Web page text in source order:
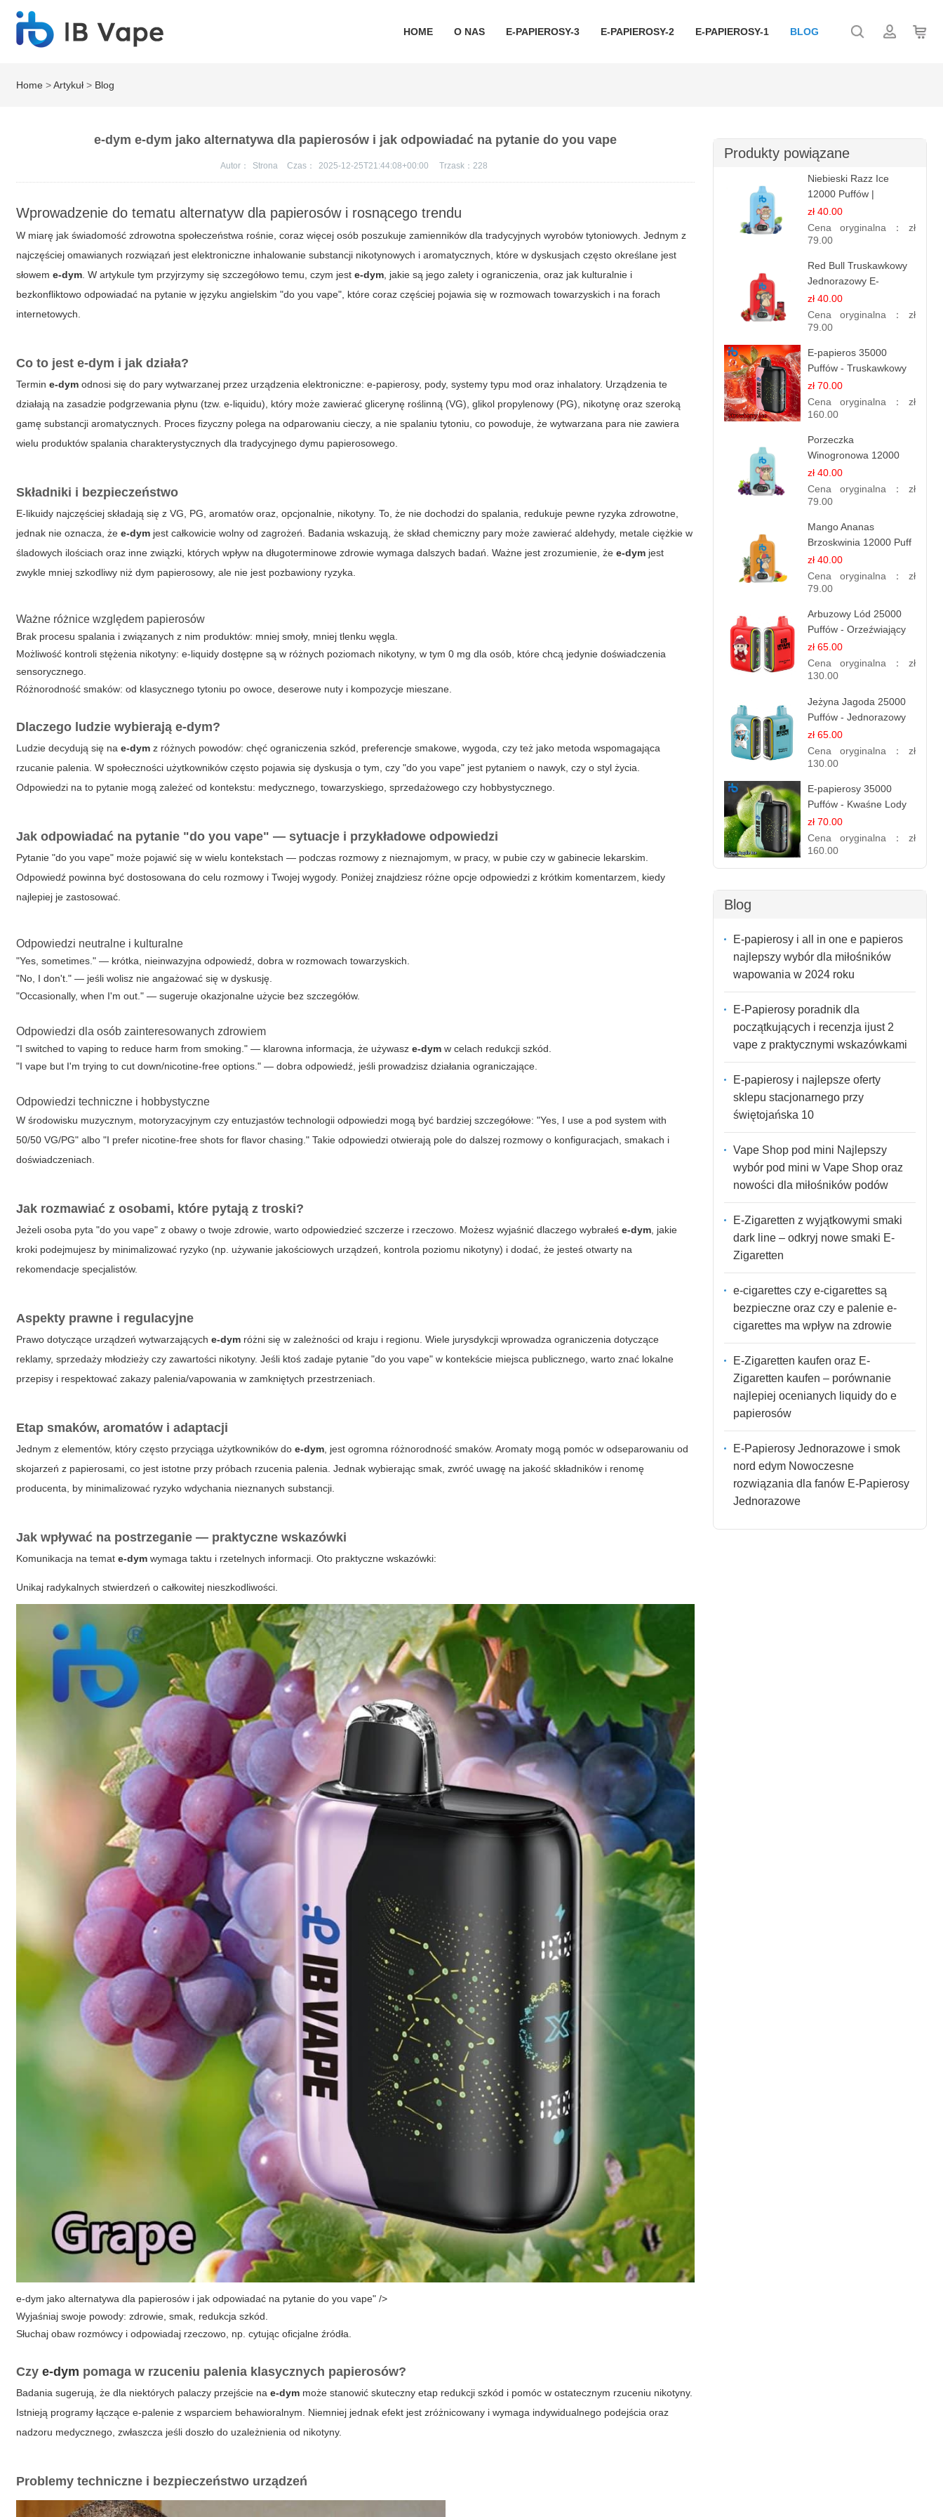
HOME O NAS E-PAPIEROSY-3 E-PAPIEROSY-2 E-PAPIEROSY-1 BLOG
Home >Artykuł > Blog
e-dym e-dym jako alternatywa dla papierosów i jak odpowiadać na pytanie do you vape
Autor： Strona Czas： 2025-12-25T21:44:08+00:00 Trzask： 228
Wprowadzenie do tematu alternatyw dla papierosów i rosnącego trendu
W miarę jak świadomość zdrowotna społeczeństwa rośnie, coraz więcej osób poszukuje zamienników dla tradycyjnych wyrobów tytoniowych. Jednym z
najczęściej omawianych rozwiązań jest elektroniczne inhalowanie substancji nikotynowych i aromatycznych, które w dyskusjach często określane jest
słoweme-dym . W artykule tym przyjrzymy się szczegółowo temu, czym jeste-dym , jakie są jego zalety i ograniczenia, oraz jak kulturalnie i
bezkonfliktowo odpowiadać na pytanie w języku angielskim"do you vape" , które coraz częściej pojawia się w rozmowach towarzyskich i na forach
internetowych.
Co to jest e-dym i jak działa?
Termine-dym odnosi się do pary wytwarzanej przez urządzenia elektroniczne: e-papierosy, pody, systemy typu mod oraz inhalatory. Urządzenia te
działają na zasadzie podgrzewania płynu (tzw. e-liquidu), który może zawierać glicerynę roślinną (VG), glikol propylenowy (PG), nikotynę oraz szeroką
gamę substancji aromatycznych. Proces fizyczny polega na odparowaniu cieczy, a nie spalaniu tytoniu, co powoduje, że wytwarzana para nie zawiera
wielu produktów spalania charakterystycznych dla tradycyjnego dymu papierosowego.
Składniki i bezpieczeństwo
E-likuidy najczęściej składają się z VG, PG, aromatów oraz, opcjonalnie, nikotyny. To, że nie dochodzi do spalania, redukuje pewne ryzyka zdrowotne,
jednak nie oznacza, żee-dym jest całkowicie wolny od zagrożeń. Badania wskazują, że skład chemiczny pary może zawierać aldehydy, metale ciężkie w
śladowych ilościach oraz inne związki, których wpływ na długoterminowe zdrowie wymaga dalszych badań. Ważne jest zrozumienie, żee-dym jest
zwykle mniej szkodliwy niż dym papierosowy, ale nie jest pozbawiony ryzyka.
Ważne różnice względem papierosów
Brak procesu spalania i związanych z nim produktów: mniej smoły, mniej tlenku węgla.
Możliwość kontroli stężenia nikotyny: e-liquidy dostępne są w różnych poziomach nikotyny, w tym 0 mg dla osób, które chcą jedynie doświadczenia
sensorycznego.
Różnorodność smaków: od klasycznego tytoniu po owoce, deserowe nuty i kompozycje mieszane.
Dlaczego ludzie wybierają e-dym?
Ludzie decydują się nae-dym z różnych powodów: chęć ograniczenia szkód, preferencje smakowe, wygoda, czy też jako metoda wspomagająca
rzucanie palenia. W społeczności użytkowników często pojawia się dyskusja o tym, czy"do you vape" jest pytaniem o nawyk, czy o styl życia.
Odpowiedzi na to pytanie mogą zależeć od kontekstu: medycznego, towarzyskiego, sprzedażowego czy hobbystycznego.
Jak odpowiadać na pytanie "do you vape" — sytuacje i przykładowe odpowiedzi
Pytanie"do you vape" może pojawić się w wielu kontekstach — podczas rozmowy z nieznajomym, w pracy, w pubie czy w gabinecie lekarskim.
Odpowiedź powinna być dostosowana do celu rozmowy i Twojej wygody. Poniżej znajdziesz różne opcje odpowiedzi z krótkim komentarzem, kiedy
najlepiej je zastosować.
Odpowiedzi neutralne i kulturalne
"Yes, sometimes." — krótka, nieinwazyjna odpowiedź, dobra w rozmowach towarzyskich.
"No, I don't." — jeśli wolisz nie angażować się w dyskusję.
"Occasionally, when I'm out." — sugeruje okazjonalne użycie bez szczegółów.
Odpowiedzi dla osób zainteresowanych zdrowiem
"I switched to vaping to reduce harm from smoking." — klarowna informacja, że używasze-dym w celach redukcji szkód.
"I vape but I'm trying to cut down/nicotine-free options." — dobra odpowiedź, jeśli prowadzisz działania ograniczające.
Odpowiedzi techniczne i hobbystyczne
W środowisku muzycznym, motoryzacyjnym czy entuzjastów technologii odpowiedzi mogą być bardziej szczegółowe: "Yes, I use a pod system with
50/50 VG/PG" albo "I prefer nicotine-free shots for flavor chasing." Takie odpowiedzi otwierają pole do dalszej rozmowy o konfiguracjach, smakach i
doświadczeniach.
Jak rozmawiać z osobami, które pytają z troski?
Jeżeli osoba pyta"do you vape" z obawy o twoje zdrowie, warto odpowiedzieć szczerze i rzeczowo. Możesz wyjaśnić dlaczego wybrałeśe-dym , jakie
kroki podejmujesz by minimalizować ryzyko (np. używanie jakościowych urządzeń, kontrola poziomu nikotyny) i dodać, że jesteś otwarty na
rekomendacje specjalistów.
Aspekty prawne i regulacyjne
Prawo dotyczące urządzeń wytwarzającyche-dym różni się w zależności od kraju i regionu. Wiele jurysdykcji wprowadza ograniczenia dotyczące
reklamy, sprzedaży młodzieży czy zawartości nikotyny. Jeśli ktoś zadaje pytanie"do you vape" w kontekście miejsca publicznego, warto znać lokalne
przepisy i respektować zakazy palenia/vapowania w zamkniętych przestrzeniach.
Etap smaków, aromatów i adaptacji
Jednym z elementów, który często przyciąga użytkowników doe-dym , jest ogromna różnorodność smaków. Aromaty mogą pomóc w odseparowaniu od
skojarzeń z papierosami, co jest istotne przy próbach rzucenia palenia. Jednak wybierając smak, zwróć uwagę na jakość składników i renomę
producenta, by minimalizować ryzyko wdychania nieznanych substancji.
Jak wpływać na postrzeganie — praktyczne wskazówki
Komunikacja na temate-dym wymaga taktu i rzetelnych informacji. Oto praktyczne wskazówki:
Unikaj radykalnych stwierdzeń o całkowitej nieszkodliwości.
e-dym jako alternatywa dla papierosów i jak odpowiadać na pytanie do you vape" />
Wyjaśniaj swoje powody: zdrowie, smak, redukcja szkód.
Słuchaj obaw rozmówcy i odpowiadaj rzeczowo, np. cytując oficjalne źródła.
Czye-dym pomaga w rzuceniu palenia klasycznych papierosów?
Badania sugerują, że dla niektórych palaczy przejście nae-dym może stanowić skuteczny etap redukcji szkód i pomóc w ostatecznym rzuceniu nikotyny.
Istnieją programy łączące e-palenie z wsparciem behawioralnym. Niemniej jednak efekt jest zróżnicowany i wymaga indywidualnego podejścia oraz
nadzoru medycznego, zwłaszcza jeśli doszło do uzależnienia od nikotyny.
Problemy techniczne i bezpieczeństwo urządzeń
Produkty powiązane
Niebieski Razz Ice
12000 Puffów |
Jednorazowy E-
papieros | Jagodowy
Chłód
zł 40.00
Cena oryginalna： zł
79.00
Red Bull Truskawkowy
Jednorazowy E-
papierosy | Energy
Drink Smak
zł 40.00
Cena oryginalna： zł
79.00
E-papieros 35000
Puffów - Truskawkowy
Lód | Orzeźwiający
Smak
zł 70.00
Cena oryginalna： zł
160.00
Porzeczka
Winogronowa 12000
Puffów | Jednorazowy
E-papieros | Owocowy
Miks
zł 40.00
Cena oryginalna： zł
79.00
Mango Ananas
Brzoskwinia 12000 Puff
| Jednorazowy E-
papieros | Tropikalny
Smak
zł 40.00
Cena oryginalna： zł
79.00
Arbuzowy Lód 25000
Puffów - Orzeźwiający
E-papieros
Jednorazowy
zł 65.00
Cena oryginalna： zł
130.00
Jeżyna Jagoda 25000
Puffów - Jednorazowy
E-papierosy | Smak
Leśnych Owoców
zł 65.00
Cena oryginalna： zł
130.00
E-papierosy 35000
Puffów - Kwaśne Lody
Jabłkowe |
Orzeźwiający Smak
zł 70.00
Cena oryginalna： zł
160.00
Blog
E-papierosy i all in one e papieros
najlepszy wybór dla miłośników
wapowania w 2024 roku
E-Papierosy poradnik dla
początkujących i recenzja ijust 2
vape z praktycznymi wskazówkami
E-papierosy i najlepsze oferty
sklepu stacjonarnego przy
świętojańska 10
Vape Shop pod mini Najlepszy
wybór pod mini w Vape Shop oraz
nowości dla miłośników podów
E-Zigaretten z wyjątkowymi smaki
dark line – odkryj nowe smaki E-
Zigaretten
e-cigarettes czy e-cigarettes są
bezpieczne oraz czy e palenie e-
cigarettes ma wpływ na zdrowie
E-Zigaretten kaufen oraz E-
Zigaretten kaufen – porównanie
najlepiej ocenianych liquidy do e
papierosów
E-Papierosy Jednorazowe i smok
nord edym Nowoczesne
rozwiązania dla fanów E-Papierosy
Jednorazowe